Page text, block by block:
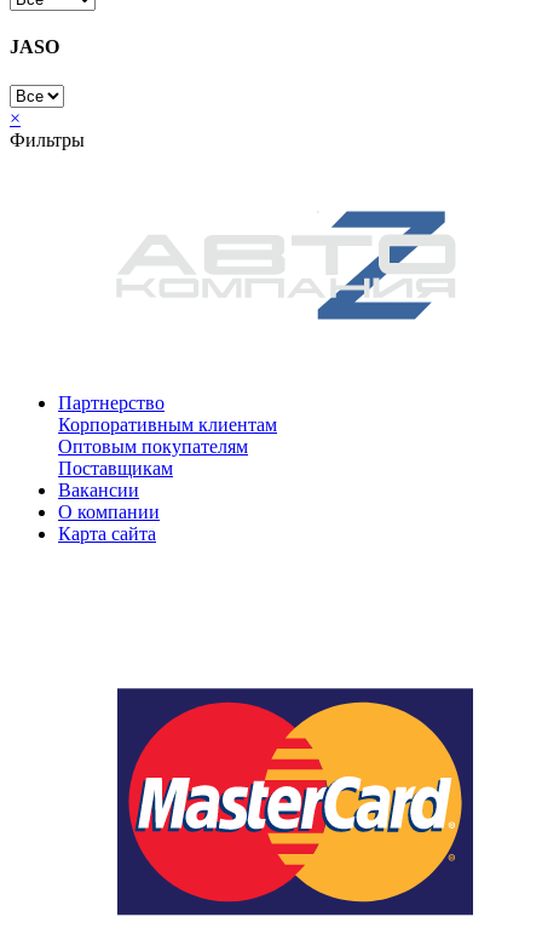
JASO
×
Фильтры
Партнерство
Корпоративным клиентам
Оптовым покупателям
Поставщикам
Вакансии
О компании
Карта сайта